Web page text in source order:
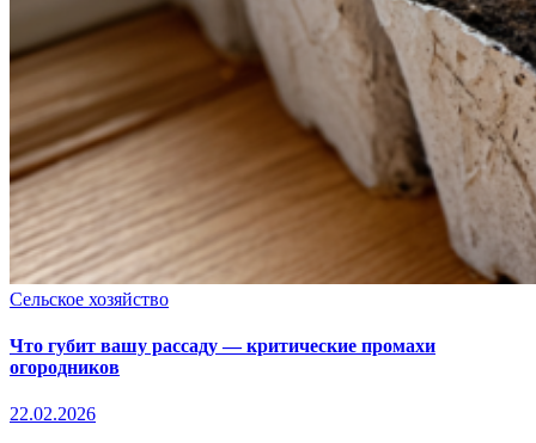
Сельское хозяйство
Что губит вашу рассаду — критические промахи
огородников
22.02.2026